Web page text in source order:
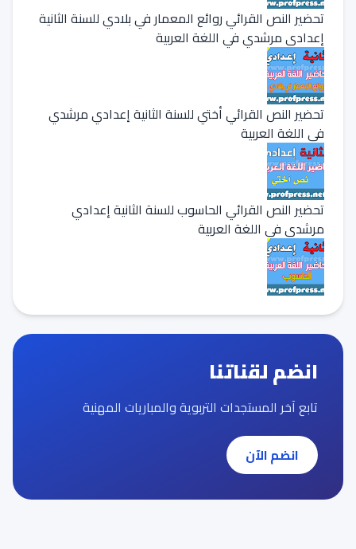
تحضير النص القرائي روائع المعمار في بلادي للسنة الثانية
إعدادي مرشدي في اللغة العربية
تحضير النص القرائي أختي للسنة الثانية إعدادي مرشدي
في اللغة العربية
تحضير النص القرائي الحاسوب للسنة الثانية إعدادي
مرشدي في اللغة العربية
انضم لقناتنا
تابع آخر المستجدات التربوية والمباريات المهنية
انضم الآن